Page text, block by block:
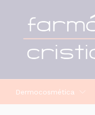
Dermocosmética